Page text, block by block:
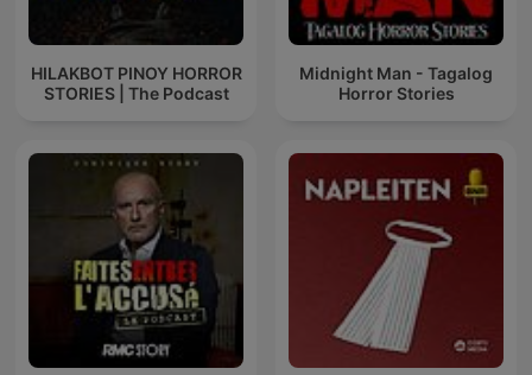
HILAKBOT PINOY HORROR
STORIES | The Podcast
Midnight Man - Tagalog
Horror Stories